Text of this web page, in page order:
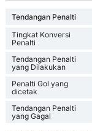
Tendangan Penalti
Tingkat Konversi
Penalti
Tendangan Penalti
yang Dilakukan
Penalti Gol yang
dicetak
Tendangan Penalti
yang Gagal